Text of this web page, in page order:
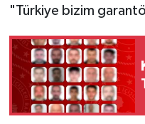
"Türkiye bizim